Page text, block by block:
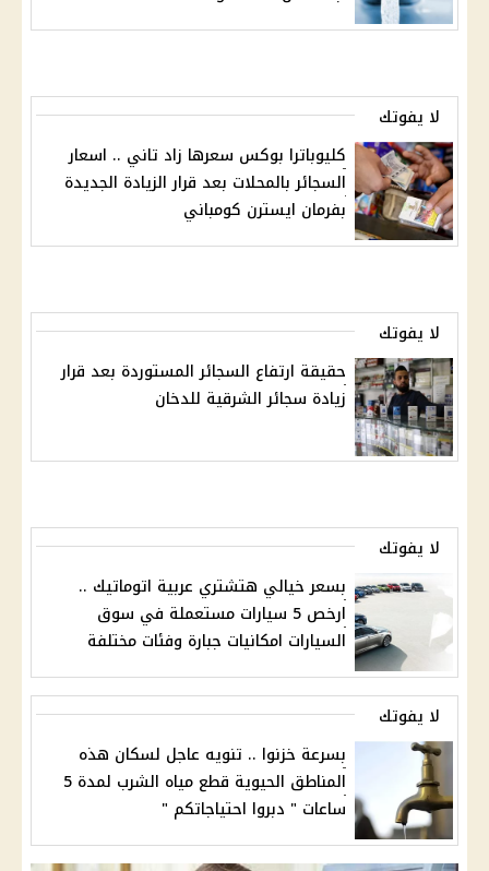
لا يفوتك
كليوباترا بوكس سعرها زاد تاني .. اسعار
السجائر بالمحلات بعد قرار الزيادة الجديدة
بفرمان ايسترن كومباني
لا يفوتك
حقيقة ارتفاع السجائر المستوردة بعد قرار
زيادة سجائر الشرقية للدخان
لا يفوتك
بسعر خيالي هتشتري عربية اتوماتيك ..
ارخص 5 سيارات مستعملة في سوق
السيارات امكانيات جبارة وفئات مختلفة
لا يفوتك
بسرعة خزنوا .. تنويه عاجل لسكان هذه
المناطق الحيوية قطع مياه الشرب لمدة 5
ساعات " دبروا احتياجاتكم "